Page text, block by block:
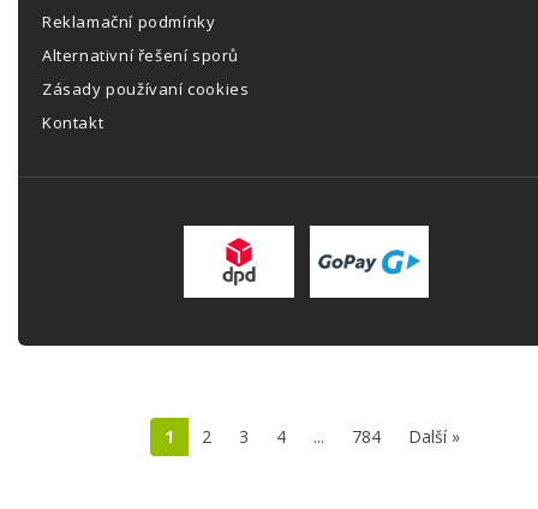
Reklamační podmínky
Alternativní řešení sporů
Zásady používaní cookies
Kontakt
1 2 3 4 ... 784 Další »